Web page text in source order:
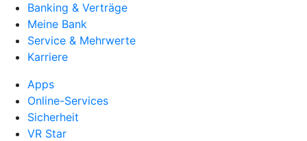
Banking & Verträge
Meine Bank
Service & Mehrwerte
Karriere
Apps
Online-Services
Sicherheit
VR Star